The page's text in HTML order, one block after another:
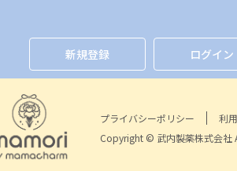
新規登録 ログイン
プライバシーポリシー 利
Copyright © 武内製薬株式会社